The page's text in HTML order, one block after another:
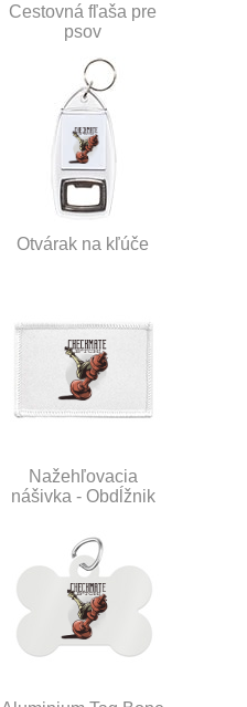
Cestovná fľaša pre
psov
Otvárak na kľúče
Nažehľovacia
nášivka - Obdĺžnik